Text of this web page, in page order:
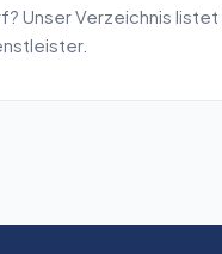
? Unser Verzeichnis listet